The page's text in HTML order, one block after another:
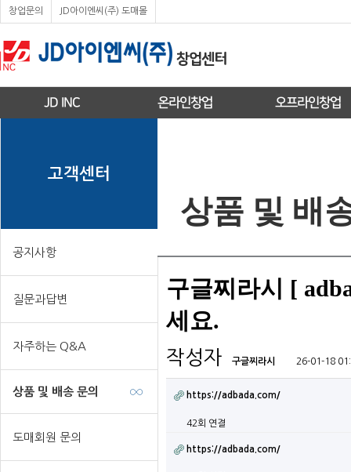
창업문의 JD아이엔씨(주) 도매몰
JD INC 온라인창업 오프라인창업
고객센터
공지사항
질문과답변
자주하는 Q&A
상품 및 배송 문의
도매회원 문의
상품 및 배
구글찌라시 [
세요.
작성자 구글찌라시 26-01-18
https://adbada.com/
42회 연결
https://adbada.com/